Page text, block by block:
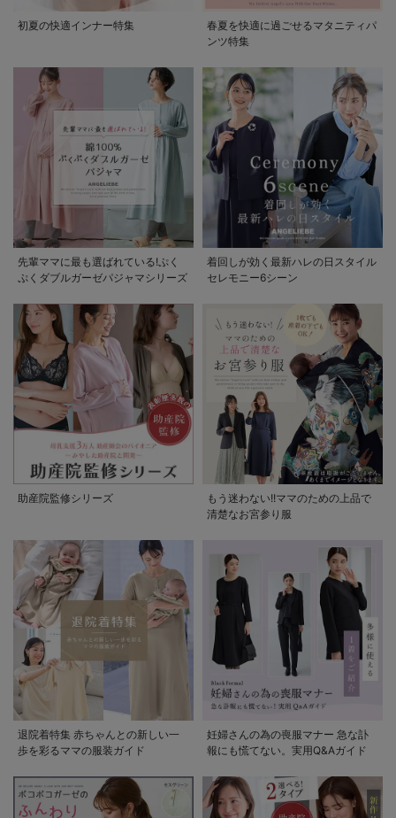
初夏の快適インナー特集
春夏を快適に過ごせるマタニティパ
ンツ特集
先輩ママに最も選ばれている!ぷく
ぷくダブルガーゼパジャマシリーズ
着回しが効く最新ハレの日スタイル
セレモニー6シーン
助産院監修シリーズ
もう迷わない!!ママのための上品で
清楚なお宮参り服
退院着特集 赤ちゃんとの新しい一
歩を彩るママの服装ガイド
妊婦さんの為の喪服マナー 急な訃
報にも慌てない。実用Q&Aガイド